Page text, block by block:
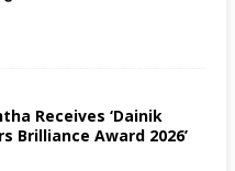
Receives ‘Dainik
Brilliance Award 2026’